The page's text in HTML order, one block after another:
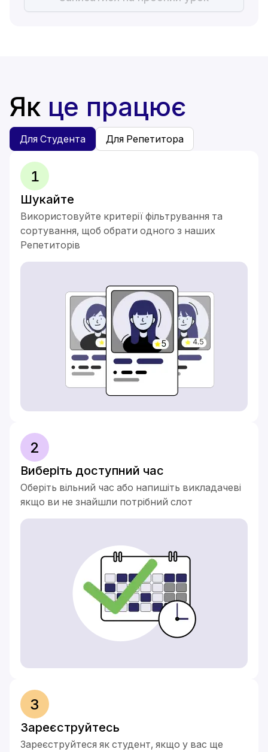
Як це працює
Для Студента Для Репетитора
1
Шукайте
Використовуйте критерії фільтрування та
сортування, щоб обрати одного з наших
Репетиторів
2
Виберіть доступний час
Оберіть вільний час або напишіть викладачеві
якщо ви не знайшли потрібний слот
3
Зареєструйтесь
Зареєструйтеся як студент, якщо у вас ще